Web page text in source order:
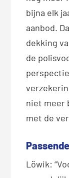
bijna elk
aanbod.
dekking
de
niet meer
met de
Löwik: